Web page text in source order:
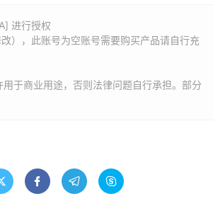
进行授权
），此账号为空账号需要购买产品请自行充
于商业用途，否则法律问题自行承担。部分
  